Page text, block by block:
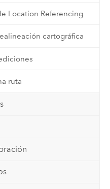
Location Referencing
cartográfica
ruta